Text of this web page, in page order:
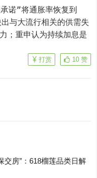
与大流行相关的供需失
；重申认为持续加息是
10 赞
打赏
交房”：618榴莲品类日解